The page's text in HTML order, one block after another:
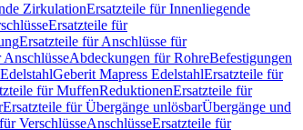
ZirkulationErsatzteile für Innenliegende
Ersatzteile für
Ersatzteile für Anschlüsse für
Abdeckungen für RohreBefestigungen
Geberit Mapress EdelstahlErsatzteile für
für MuffenReduktionenErsatzteile für
Ersatzteile für Übergänge unlösbarÜbergänge und
VerschlüsseAnschlüsseErsatzteile für